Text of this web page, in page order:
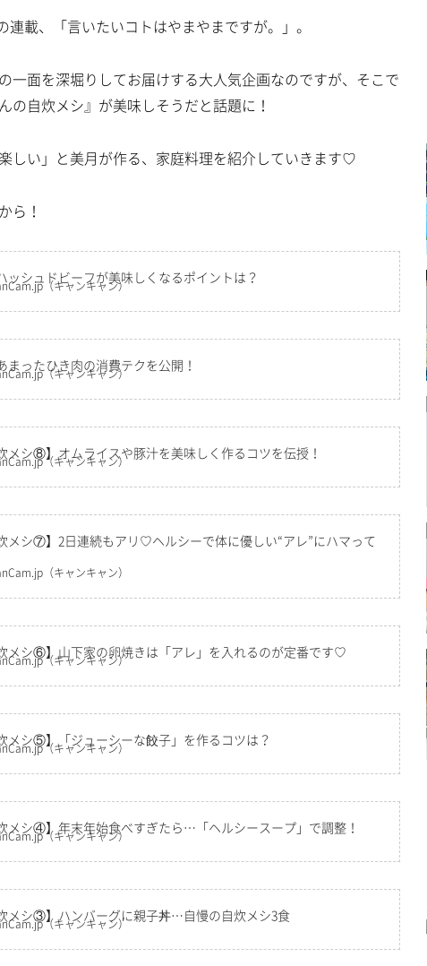
連載、「言いたいコトはやまやまですが。」。
一面を深堀りしてお届けする大人気企画なのですが、そこで
の自炊メシ』が美味しそうだと話題に！
しい」と美月が作る、家庭料理を紹介していきます♡
ら！
ッシュドビーフが美味しくなるポイントは？
（キャンキャン）
まったひき肉の消費テクを公開！
（キャンキャン）
メシ⑧】オムライスや豚汁を美味しく作るコツを伝授！
（キャンキャン）
メシ⑦】2日連続もアリ♡ヘルシーで体に優しい“アレ”にハマって
（キャンキャン）
メシ⑥】山下家の卵焼きは「アレ」を入れるのが定番です♡
（キャンキャン）
メシ⑤】「ジューシーな餃子」を作るコツは？
（キャンキャン）
メシ④】年末年始食べすぎたら…「ヘルシースープ」で調整！
（キャンキャン）
メシ③】ハンバーグに親子丼…自慢の自炊メシ3食
（キャンキャン）